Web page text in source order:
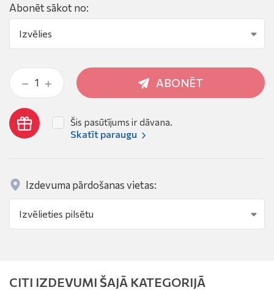
Abonēt sākot no:
ABONĒT
Šis pasūtījums ir dāvana.
Skatīt paraugu
Izdevuma pārdošanas vietas:
CITI IZDEVUMI ŠAJĀ KATEGORIJĀ